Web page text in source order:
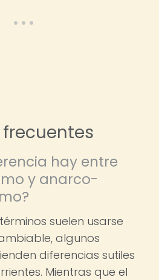
hay entre
y anarco-
suelen usarse
algunos
diferencias sutiles
Mientras que el